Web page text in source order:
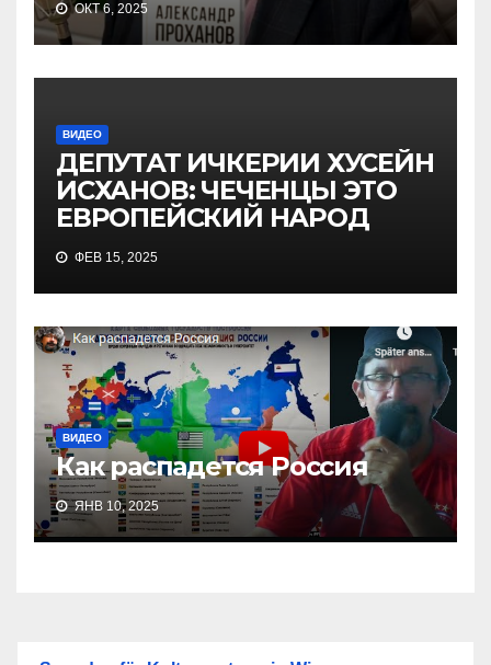
ОКТ 6, 2025
ВИДЕО
ДЕПУТАТ ИЧКЕРИИ ХУСЕЙН
ИСХАНОВ: ЧЕЧЕНЦЫ ЭТО
ЕВРОПЕЙСКИЙ НАРОД
ФЕВ 15, 2025
ВИДЕО
Как распадется Россия
ЯНВ 10, 2025